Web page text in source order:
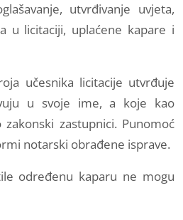
utvrđivanje uvjeta,
u licitaciji, uplaćene kapare i
učesnika licitacije utvrđuje
u svoje ime, a koje kao
zastupnici. Punomoć
notarski obrađene isprave.
određenu kaparu ne mogu